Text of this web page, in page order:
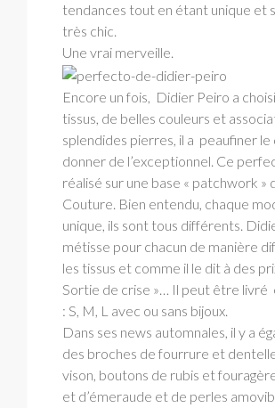
tendances tout en étant unique et
très chic.
Une vrai merveille.
Encore un fois, Didier Peiro a
tissus, de belles couleurs et
splendides pierres, il a peaufiner le
donner de l’exceptionnel. Ce
réalisé sur une base « patchwork »
Couture. Bien entendu, chaque
unique, ils sont tous différents.
métisse pour chacun de manière
les tissus et comme il le dit à des
Sortie de crise »… Il peut être livré
: S, M, L avec ou sans bijoux.
Dans ses news automnales, il y a
des broches de fourrure et
vison, boutons de rubis et
et d’émeraude et de perles